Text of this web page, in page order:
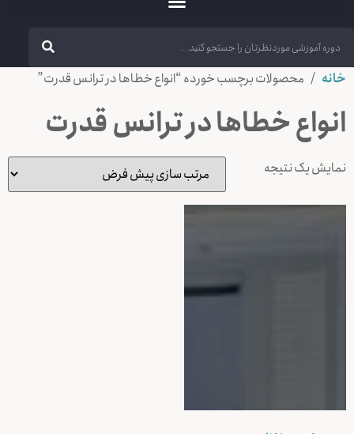
خانه / محصولات برچسب خورده “انواع خطاها در ترانس قدرت”
انواع خطاها در ترانس قدرت
نمایش یک نتیجه